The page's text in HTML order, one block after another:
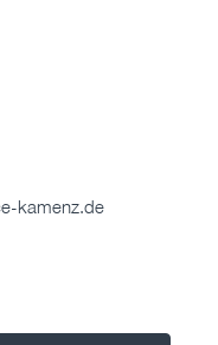
kamenz.de